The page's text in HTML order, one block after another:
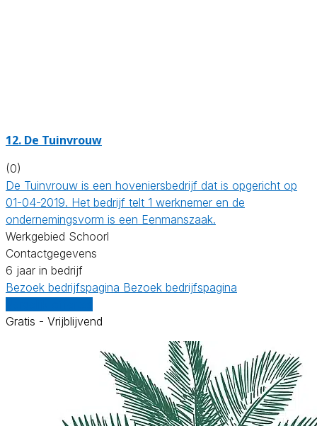
12. De Tuinvrouw
(0)
De Tuinvrouw is een hoveniersbedrijf dat is opgericht op
01-04-2019. Het bedrijf telt 1 werknemer en de
ondernemingsvorm is een Eenmanszaak.
Werkgebied Schoorl
Contactgegevens
6 jaar in bedrijf
Bezoek bedrijfspagina Bezoek bedrijfspagina
Gratis - Vrijblijvend